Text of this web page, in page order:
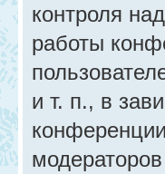
контроля
работы
и т. п., в